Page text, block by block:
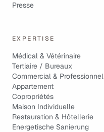
Presse
EXPERTISE
Médical & Vétérinaire
Tertiaire / Bureaux
Commercial & Professionnel
Appartement
Copropriétés
Maison Individuelle
Restauration & Hôtellerie
Energetische Sanierung